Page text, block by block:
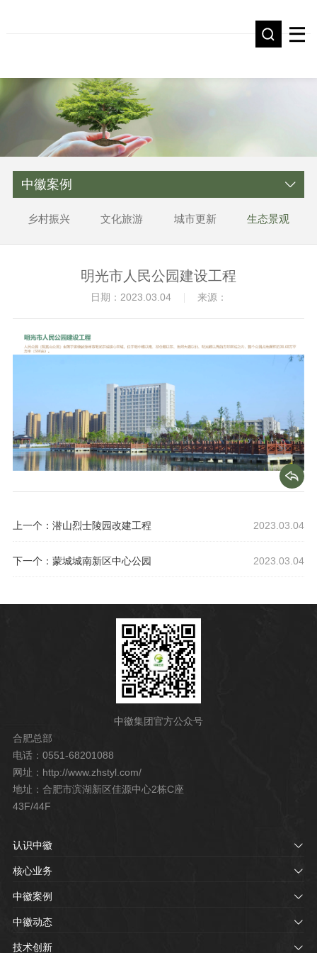
中徽案例
乡村振兴 文化旅游 城市更新 生态景观
明光市人民公园建设工程
日期：2023.03.04 来源：
2023.03.04
上一个：潜山烈士陵园改建工程
2023.03.04
下一个：蒙城城南新区中心公园
中徽集团官方公众号
合肥总部
电话：0551-68201088
网址：http://www.zhstyl.com/
地址：合肥市滨湖新区佳源中心2栋C座
43F/44F
认识中徽
核心业务
中徽案例
中徽动态
技术创新